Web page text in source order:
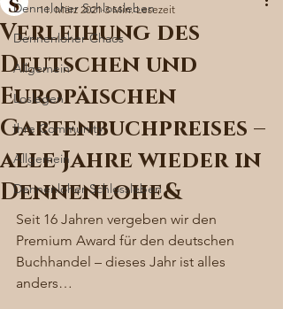
Denneloher Schlossleben
Dennenloher Chaos
Allgemein
Loslegen
Ihre Community
Allgemein
Dennenloher Schlossleben
Verleihung des
Deutschen und
Europäischen
Gartenbuchpreises –
alle Jahre wieder in
Dennenlohe&
11. März 2021 3 Min. Lesezeit
Seit 16 Jahren vergeben wir den
Premium Award für den deutschen
Buchhandel – dieses Jahr ist alles
anders…